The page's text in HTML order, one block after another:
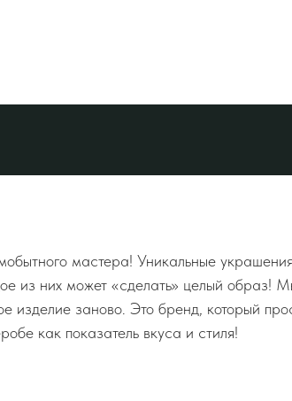
мастера! Уникальные
из них может «сделать» целый образ!
изделие заново. Это бренд, который
как показатель вкуса и стиля!